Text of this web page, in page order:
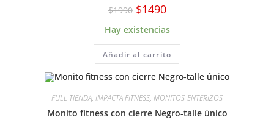
$1990 El
precio
original
era:
$1490El
precio
es:
Hay existencias
Añadir al carrito
FULL TIENDA, IMPACTA FITNESS, MONITOS-ENTERIZOS
Monito fitness con cierre Negro-talle único